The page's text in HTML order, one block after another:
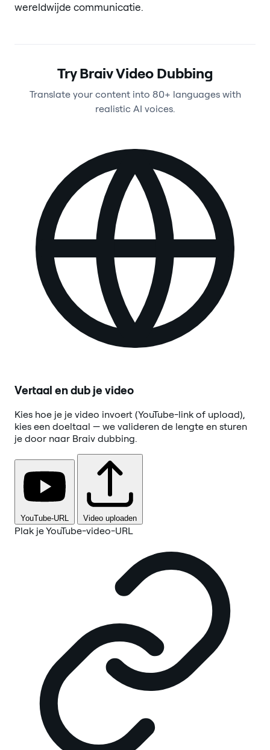
wereldwijde communicatie.
Try Braiv Video Dubbing
Translate your content into 80+ languages with
realistic AI voices.
Vertaal en dub je video
Kies hoe je je video invoert (YouTube-link of upload),
kies een doeltaal — we valideren de lengte en sturen
je door naar Braiv dubbing.
YouTube-URL Video uploaden
Plak je YouTube-video-URL